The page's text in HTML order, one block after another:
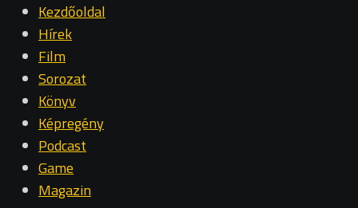
Kezdőoldal
Hírek
Film
Sorozat
Könyv
Képregény
Podcast
Game
Magazin